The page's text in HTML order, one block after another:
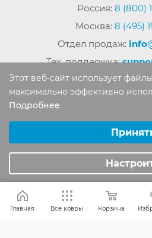
Россия: 8 (800)
Москва: 8 (495)
Отдел продаж: info
Тех. поддержка:
материалов сайта без
Главная Все ковры Корзина
Этот веб-сайт использует
максимально эффективно
Подробнее
Аналитические/Функциональные